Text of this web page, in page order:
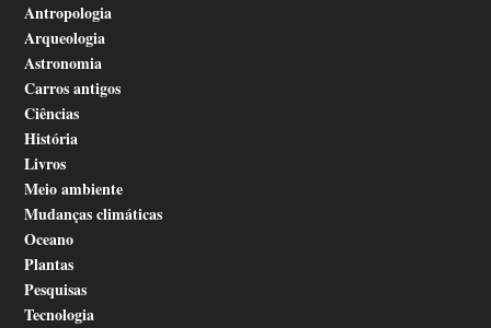
Antropologia
Arqueologia
Astronomia
Carros antigos
Ciências
História
Livros
Meio ambiente
Mudanças climáticas
Oceano
Plantas
Pesquisas
Tecnologia